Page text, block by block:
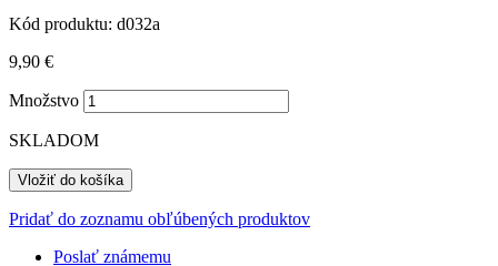
Kód produktu: d032a
9,90 €
Množstvo
SKLADOM
Vložiť do košíka
Pridať do zoznamu obľúbených produktov
Poslať známemu